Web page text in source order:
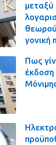
μεταξύ
γονική
Πως